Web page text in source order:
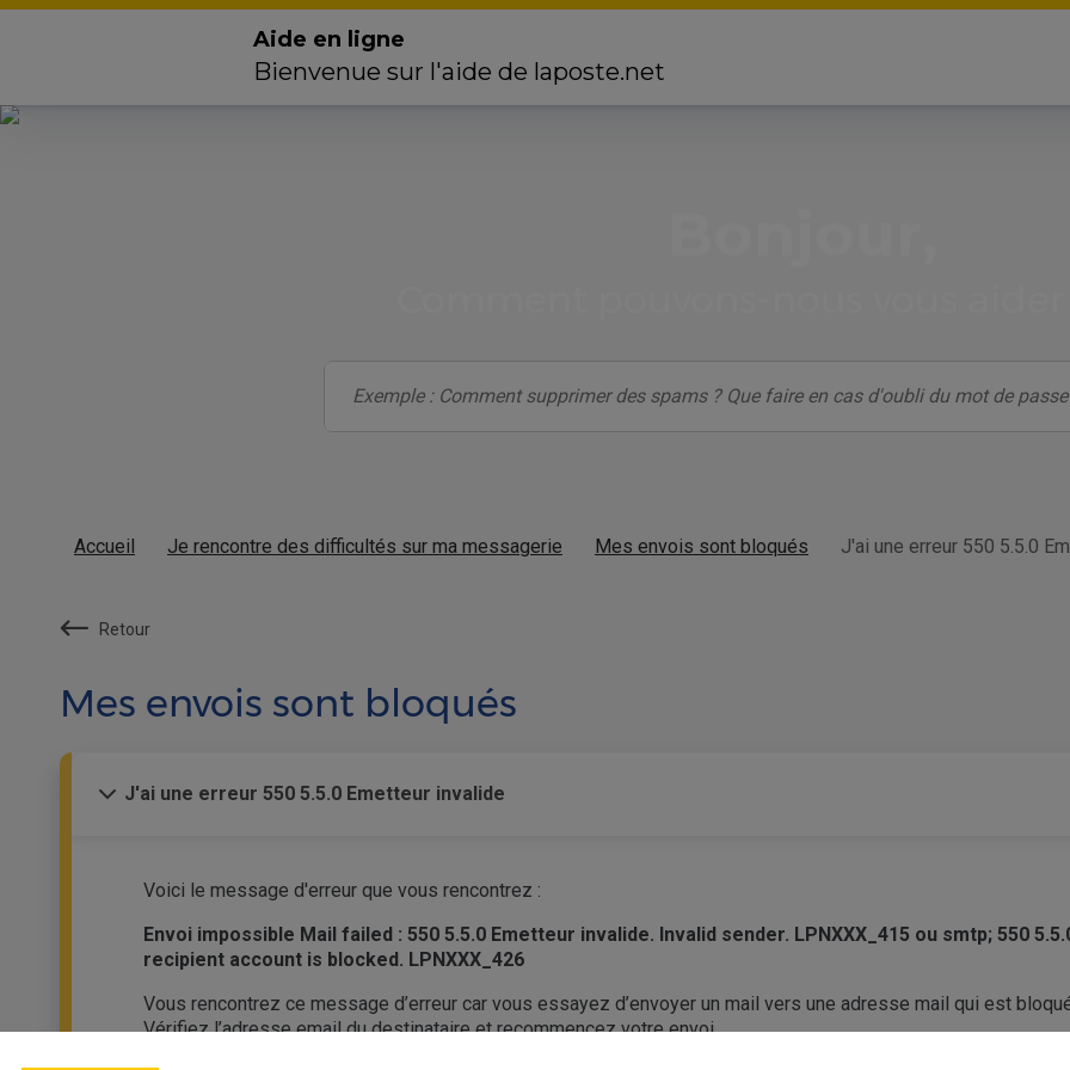
Aide en ligne
Bienvenue sur l'aide de laposte.net
Accueil Je rencontre des difficultés sur ma messagerie Mes envois sont bloqués J'ai une erreur 550 5.5.0
Retour
Mes envois sont bloqués
J'ai une erreur 550 5.5.0 Emetteur invalide
Voici le message d'erreur que vous rencontrez :
Envoi impossible Mail failed : 550 5.5.0 Emetteur invalide. Invalid sender. LPNXXX_415 ou smtp; 550
recipient account is blocked. LPNXXX_426
Vous rencontrez ce message d’erreur car vous essayez d’envoyer un mail vers une adresse mail qui est
Vérifiez l’adresse email du destinataire et recommencez votre envoi.